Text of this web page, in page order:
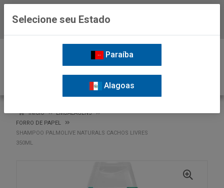
INÍCIO
EMBALAGENS
FORRO DE PAPEL
SHAMPOO PALMOLIVE NATURALS CACHOS LIVRES
350ML
Selecione seu Estado
Paraíba
Alagoas